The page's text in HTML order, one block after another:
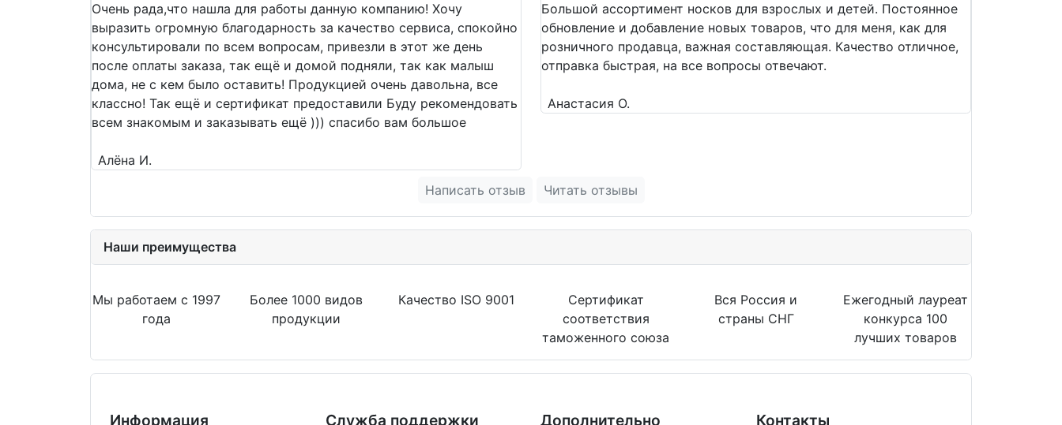
Очень рада,что нашла для работы данную компанию! Хочу
выразить огромную благодарность за качество сервиса, спокойно
консультировали по всем вопросам, привезли в этот же день
после оплаты заказа, так ещё и домой подняли, так как малыш
дома, не с кем было оставить! Продукцией очень давольна, все
классно! Так ещё и сертификат предоставили Буду рекомендовать
всем знакомым и заказывать ещё ))) спасибо вам большое
Алёна И.
Большой ассортимент носков для взрослых и детей. Постоянное
обновление и добавление новых товаров, что для меня, как для
розничного продавца, важная составляющая. Качество отличное,
отправка быстрая, на все вопросы отвечают.
Анастасия О.
Написать отзыв Читать отзывы
Наши преимущества
Мы работаем с 1997
года
Более 1000 видов
продукции
Качество ISO 9001
Сертификат
соответствия
таможенного союза
Вся Россия и
страны СНГ
Ежегодный лауреат
конкурса 100
лучших товаров
Информация Служба поддержки Дополнительно Контакты